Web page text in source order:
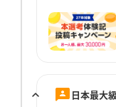
日本最大